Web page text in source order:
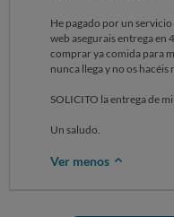
He pagado por un
web asegurais entrega en
comprar ya comida para
nunca llega y no os
SOLICITO la entrega de
Un saludo.
Ver menos